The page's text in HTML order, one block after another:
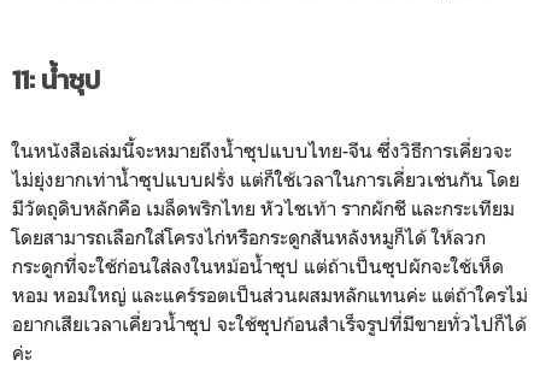
11: น้ำซุป
ในหนังสือเล่มนี้จะหมายถึงน้ำซุปแบบไทย-จีน ซึ่งวิธีการเคี่ยวจะ
ไม่ยุ่งยากเท่าน้ำซุปแบบฝรั่ง แต่ก็ใช้เวลาในการเคี่ยวเช่นกัน โดย
มีวัตถุดิบหลักคือ เมล็ดพริกไทย หัวไชเท้า รากผักชี และกระเทียม
โดยสามารถเลือกใส่โครงไก่หรือกระดูกสันหลังหมูก็ได้ ให้ลวก
กระดูกที่จะใช้ก่อนใส่ลงในหม้อน้ำซุป แต่ถ้าเป็นซุปผักจะใช้เห็ด
หอม หอมใหญ่ และแคร์รอตเป็นส่วนผสมหลักแทนค่ะ แต่ถ้าใครไม่
อยากเสียเวลาเคี่ยวน้ำซุป จะใช้ซุปก้อนสำเร็จรูปที่มีขายทั่วไปก็ได้
ค่ะ